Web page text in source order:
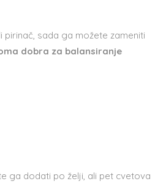
sada ga možete zameniti
dobra za balansiranje
ga dodati po želji, ali pet cvetova